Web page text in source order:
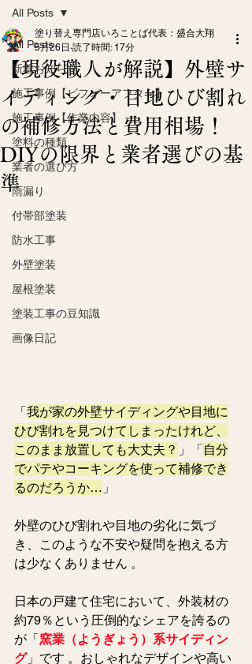
All Posts
新着お知らせ
施工事例【ビフォーアフター】
施工事例【作業内容】
塗料の種類
業者の選び方
雨漏り
付帯部塗装
防水工事
外壁塗装
屋根塗装
塗装工事の豆知識
画像日記
All Posts
【現役職人が解説】外壁サ
イディング・目地ひび割れ
の補修方法と費用相場！
DIYの限界と業者選びの基
準
塗り替え専門店いろことば代表：盛合大翔
5月26日 読了時間: 17分
「我が家の外壁サイディングや目地に
ひび割れを見つけてしまったけれど、
このまま放置しても大丈夫？ 」「自分
でパテやコーキングを使って補修でき
るのだろうか… 」
外壁のひび割れや目地の劣化に気づ
き、このような不安や疑問を抱える方
は少なくありません 。
日本の戸建て住宅において、外装材の
約79％という圧倒的なシェアを誇るの
が「窯業（ようぎょう）系サイディン
グ」です 。おしゃれなデザインや高い